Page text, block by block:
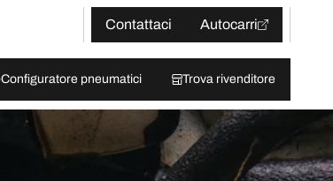
Contattaci
Autocarri
Configuratore pneumatici Trova rivenditore